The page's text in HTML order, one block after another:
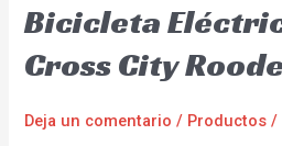
Bicicleta
Cross City
Deja un comentario / Productos /